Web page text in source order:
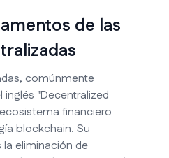
de las
comúnmente
"Decentralized
financiero
blockchain. Su
eliminación de